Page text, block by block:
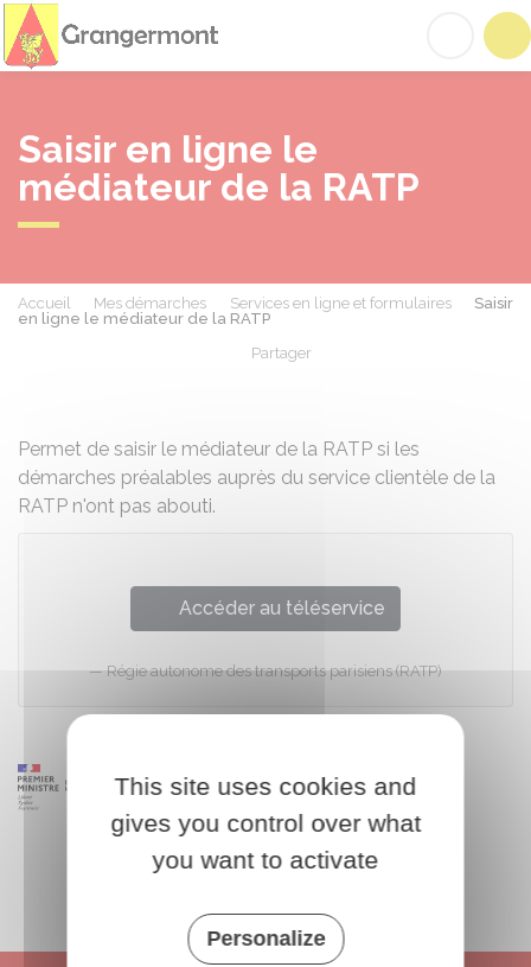
Saisir en ligne le
médiateur de la RATP
Accueil Mes démarches Services en ligne et formulaires
Saisir
en ligne le médiateur de la RATP
Partager
Permet de saisir le médiateur de la RATP si les
démarches préalables auprès du service clientèle de la
RATP n'ont pas abouti.
Accéder au téléservice
Régie autonome des transports parisiens (RATP)
This site uses cookies and
gives you control over what
you want to activate
Personalize